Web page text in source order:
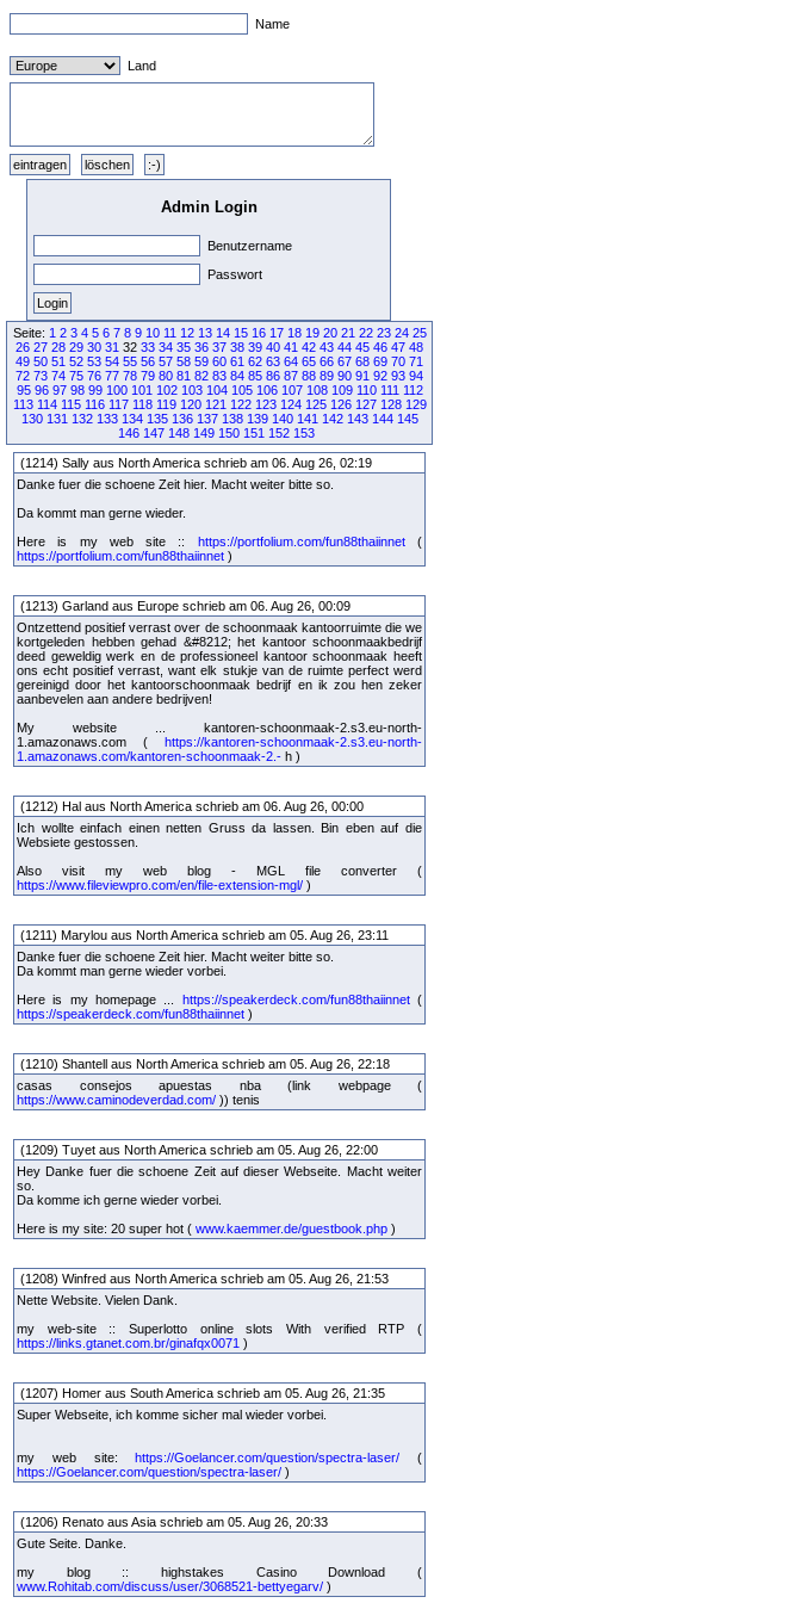
Name
Land
Admin Login
Benutzername
Passwort
Seite: 1 2 3 4 5 6 7 8 9 10 11 12 13 14 15 16 17 18 19 20 21 22 23 24 25
26 27 28 29 30 31 32 33 34 35 36 37 38 39 40 41 42 43 44 45 46 47 48
49 50 51 52 53 54 55 56 57 58 59 60 61 62 63 64 65 66 67 68 69 70 71
72 73 74 75 76 77 78 79 80 81 82 83 84 85 86 87 88 89 90 91 92 93 94
95 96 97 98 99 100 101 102 103 104 105 106 107 108 109 110 111 112
113 114 115 116 117 118 119 120 121 122 123 124 125 126 127 128 129
130 131 132 133 134 135 136 137 138 139 140 141 142 143 144 145
146 147 148 149 150 151 152 153
(1214) Sally aus North America schrieb am 06. Aug 26, 02:19
Danke fuer die schoene Zeit hier. Macht weiter bitte so.
Da kommt man gerne wieder.
Here is my web site :: https://portfolium.com/fun88thaiinnet(
https://portfolium.com/fun88thaiinnet )
(1213) Garland aus Europe schrieb am 06. Aug 26, 00:09
Ontzettend positief verrast over de schoonmaak kantoorruimte die we
kortgeleden hebben gehad &#8212; het kantoor schoonmaakbedrijf
deed geweldig werk en de professioneel kantoor schoonmaak heeft
ons echt positief verrast, want elk stukje van de ruimte perfect werd
gereinigd door het kantoorschoonmaak bedrijf en ik zou hen zeker
aanbevelen aan andere bedrijven!
My website ... kantoren-schoonmaak-2.s3.eu-north-
1.amazonaws.com ( https://kantoren-schoonmaak-2.s3.eu-north-
1.amazonaws.com/kantoren-schoonmaak-2.- h )
(1212) Hal aus North America schrieb am 06. Aug 26, 00:00
Ich wollte einfach einen netten Gruss da lassen. Bin eben auf die
Websiete gestossen.
Also visit my web blog - MGL file converter (
https://www.fileviewpro.com/en/file-extension-mgl/ )
(1211) Marylou aus North America schrieb am 05. Aug 26, 23:11
Danke fuer die schoene Zeit hier. Macht weiter bitte so.
Da kommt man gerne wieder vorbei.
Here is my homepage ... https://speakerdeck.com/fun88thaiinnet(
https://speakerdeck.com/fun88thaiinnet )
(1210) Shantell aus North America schrieb am 05. Aug 26, 22:18
casas consejos apuestas nba (link webpage (
https://www.caminodeverdad.com/ )) tenis
(1209) Tuyet aus North America schrieb am 05. Aug 26, 22:00
Hey Danke fuer die schoene Zeit auf dieser Webseite. Macht weiter
so.
Da komme ich gerne wieder vorbei.
Here is my site: 20 super hot ( www.kaemmer.de/guestbook.php )
(1208) Winfred aus North America schrieb am 05. Aug 26, 21:53
Nette Website. Vielen Dank.
my web-site :: Superlotto online slots With verified RTP (
https://links.gtanet.com.br/ginafqx0071 )
(1207) Homer aus South America schrieb am 05. Aug 26, 21:35
Super Webseite, ich komme sicher mal wieder vorbei.
my web site:https://Goelancer.com/question/spectra-laser/ (
https://Goelancer.com/question/spectra-laser/ )
(1206) Renato aus Asia schrieb am 05. Aug 26, 20:33
Gute Seite. Danke.
my blog :: highstakes Casino Download (
www.Rohitab.com/discuss/user/3068521-bettyegarv/ )